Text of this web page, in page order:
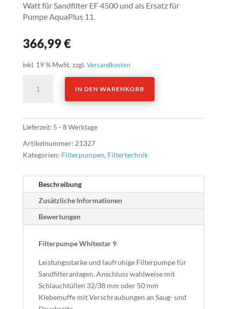
Watt für Sandfilter EF 4500 und als Ersatz für
Pumpe AquaPlus 11.
366,99€
inkl. 19 % MwSt. zzgl. Versandkosten
Whitestar
IN DEN WARENKORB
Lieferzeit: 5 - 8 Werktage
Artikelnummer: 21327
Kategorien: Filterpumpen, Filtertechnik
Beschreibung
Zusätzliche Informationen
Bewertungen
Filterpumpe Whitestar 9
Leistungsstarke und laufruhige Filterpumpe für
Sandfilteranlagen. Anschluss wahlweise mit
Schlauchtüllen 32/38 mm oder 50 mm
Klebemuffe mit Verschraubungen an Saug- und